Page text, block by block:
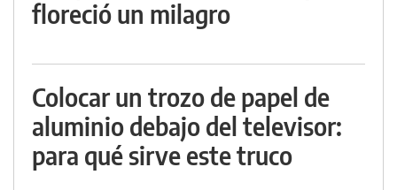
floreció un milagro
Colocar un trozo de papel de
aluminio debajo del televisor:
para qué sirve este truco